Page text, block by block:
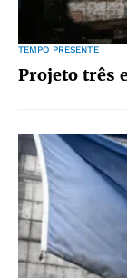
TEMPO PRESENTE
Projeto três